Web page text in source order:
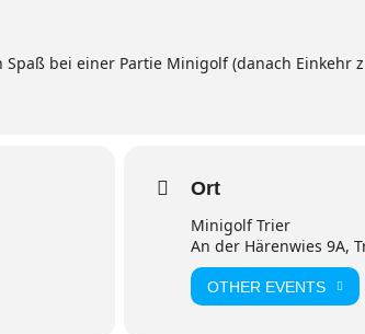
bei einer Partie Minigolf (danach Einkehr
Ort
Minigolf Trier
An der Härenwies 9A,
OTHER EVENTS